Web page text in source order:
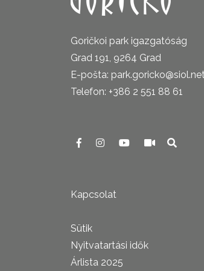
Goričkoi park igazgatóság
Grad 191, 9264 Grad
E-pošta:
Telefon: +386 2 551 88 61
Kapcsolat
Sütik
Nyitvatartási idők
Árlista 2025